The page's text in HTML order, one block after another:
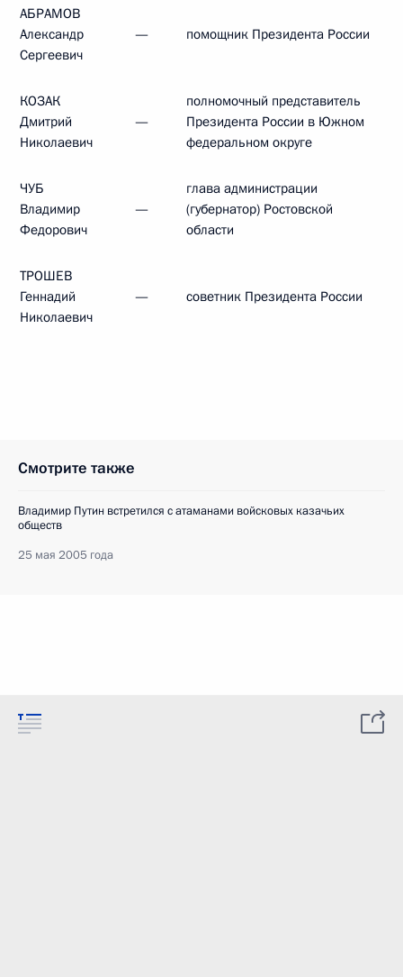
АБРАМОВ
Александр
Сергеевич
— помощник Президента России
КОЗАК
Дмитрий
Николаевич
—
полномочный представитель
Президента России в Южном
федеральном округе
ЧУБ
Владимир
Федорович
—
глава администрации
(губернатор) Ростовской
области
ТРОШЕВ
Геннадий
Николаевич
— советник Президента России
Смотрите также
Владимир Путин встретился с атаманами войсковых казачьих
обществ
25 мая 2005 года